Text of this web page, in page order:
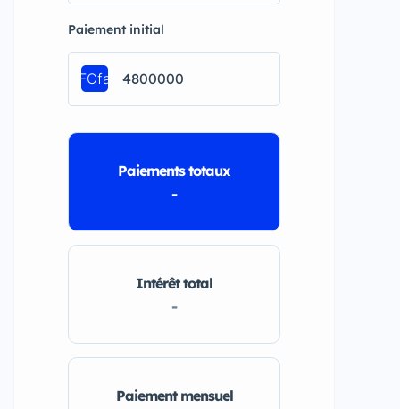
Paiement initial
FCfa
Paiement mensuel
Intérêt total
-
Paiements totaux
-